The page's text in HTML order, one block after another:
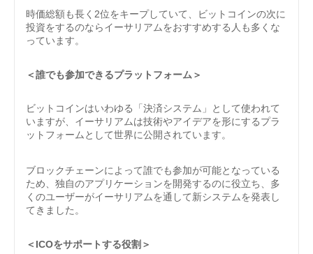
時価総額も長く2位をキープしていて、ビットコインの次に
投資をするのならイーサリアムをおすすめする人も多くな
っています。
＜誰でも参加できるプラットフォーム＞
ビットコインはいわゆる「決済システム」として使われて
いますが、イーサリアムは技術やアイデアを形にするプラ
ットフォームとして世界に公開されています。
ブロックチェーンによって誰でも参加が可能となっている
ため、独自のアプリケーションを開発するのに役立ち、多
くのユーザーがイーサリアムを通して新システムを発表し
てきました。
＜ICOをサポートする役割＞